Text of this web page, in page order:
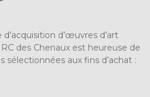
d’œuvres d’art
des Chenaux est heureuse de
sélectionnées aux fins d’achat :